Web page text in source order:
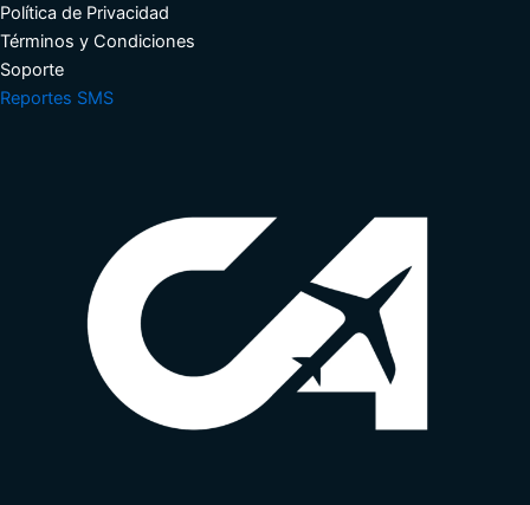
Política de Privacidad
Términos y Condiciones​
Soporte​
Reportes SMS